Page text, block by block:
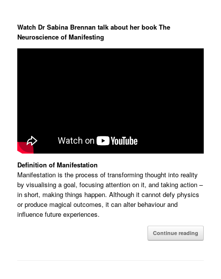
Watch Dr Sabina Brennan talk about her book The
Neuroscience of Manifesting
Definition of Manifestation
Manifestation is the process of transforming thought into reality
by visualising a goal, focusing attention on it, and taking action –
in short, making things happen. Although it cannot defy physics
or produce magical outcomes, it can alter behaviour and
influence future experiences.
Continue reading